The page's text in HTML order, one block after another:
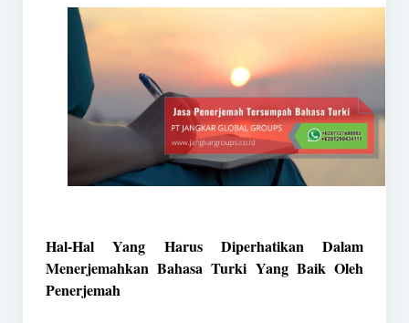
Hal-Hal Yang Harus Diperhatikan Dalam
Menerjemahkan Bahasa Turki Yang Baik Oleh
Penerjemah